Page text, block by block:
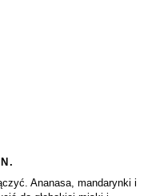
Ananasa, mandarynki i